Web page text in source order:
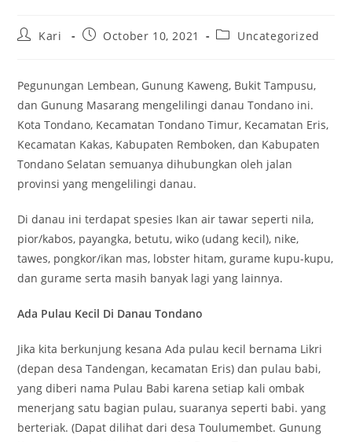
PostKari
PostOctober 10, 2021
PostUncategorized
Pegunungan Lembean, Gunung Kaweng, Bukit Tampusu,
dan Gunung Masarang mengelilingi danau Tondano ini.
Kota Tondano, Kecamatan Tondano Timur, Kecamatan Eris,
Kecamatan Kakas, Kabupaten Remboken, dan Kabupaten
Tondano Selatan semuanya dihubungkan oleh jalan
provinsi yang mengelilingi danau.
Di danau ini terdapat spesies Ikan air tawar seperti nila,
pior/kabos, payangka, betutu, wiko (udang kecil), nike,
tawes, pongkor/ikan mas, lobster hitam, gurame kupu-kupu,
dan gurame serta masih banyak lagi yang lainnya.
Ada Pulau Kecil Di Danau Tondano
Jika kita berkunjung kesana Ada pulau kecil bernama Likri
(depan desa Tandengan, kecamatan Eris) dan pulau babi,
yang diberi nama Pulau Babi karena setiap kali ombak
menerjang satu bagian pulau, suaranya seperti babi. yang
berteriak. (Dapat dilihat dari desa Toulumembet. Gunung